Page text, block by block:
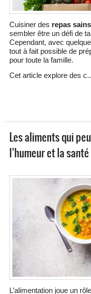
Cuisiner des repas
sembler être un défi de
Cependant, avec
tout à fait possible de
pour toute la famille.
Cet article explore des
Les aliments qui
l’humeur et la
L’alimentation joue un